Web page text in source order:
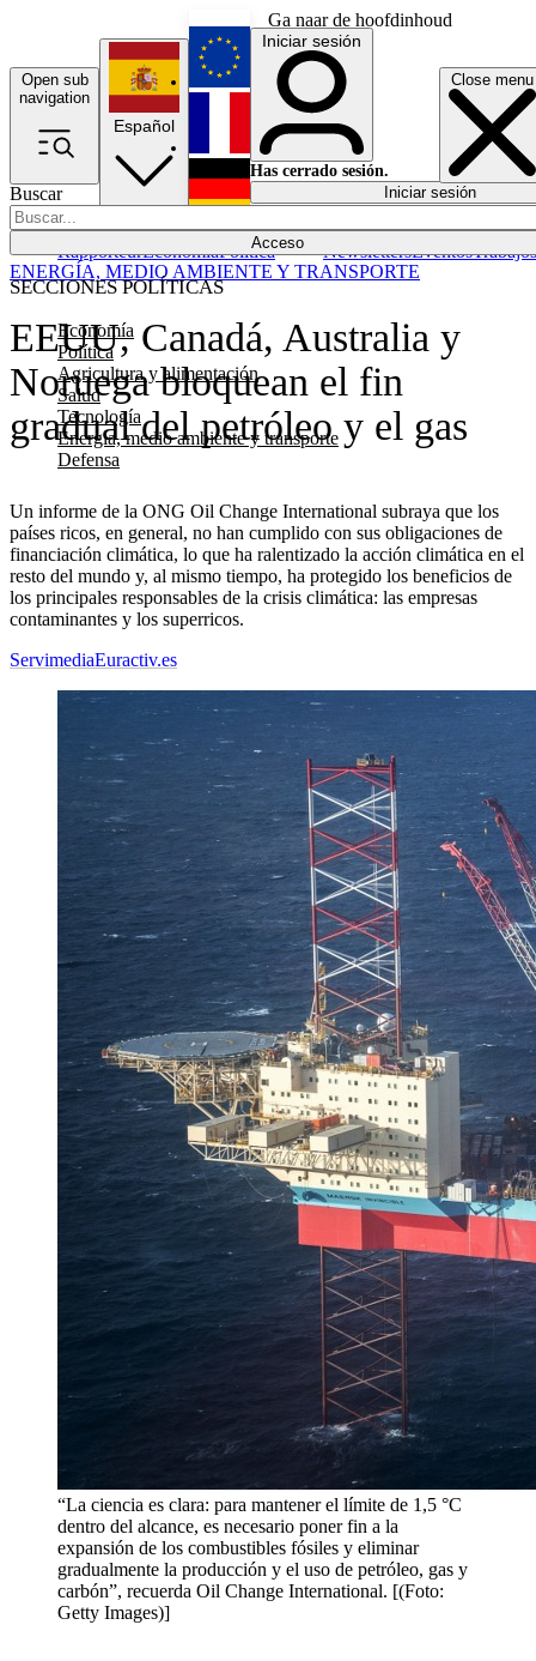
Ga naar de hoofdinhoud
Open sub
navigation
Close menu
Buscar
Acceso
SECCIONES POLÍTICAS
Economía
Política
Agricultura y alimentación
Salud
Tecnología
Energía, medio ambiente y transporte
Defensa
RapporteurEconomíaPolítica NewslettersEventosTrabajos
Español
English
Français
Iniciar sesión
Has cerrado sesión.
Iniciar sesión
EEUU, Canadá, Australia y
Noruega bloquean el fin
gradual del petróleo y el gas
Un informe de la ONG Oil Change International subraya que los
países ricos, en general, no han cumplido con sus obligaciones de
financiación climática, lo que ha ralentizado la acción climática en el
resto del mundo y, al mismo tiempo, ha protegido los beneficios de
los principales responsables de la crisis climática: las empresas
contaminantes y los superricos.
ENERGÍA, MEDIO AMBIENTE Y TRANSPORTE
ServimediaEuractiv.es
“La ciencia es clara: para mantener el límite de 1,5 °C
dentro del alcance, es necesario poner fin a la
expansión de los combustibles fósiles y eliminar
gradualmente la producción y el uso de petróleo, gas y
carbón”, recuerda Oil Change International. [(Foto:
Getty Images)]